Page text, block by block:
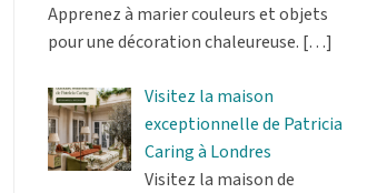
Apprenez à marier couleurs et objets
pour une décoration chaleureuse. […]
Visitez la maison
exceptionnelle de Patricia
Caring à Londres
Visitez la maison de